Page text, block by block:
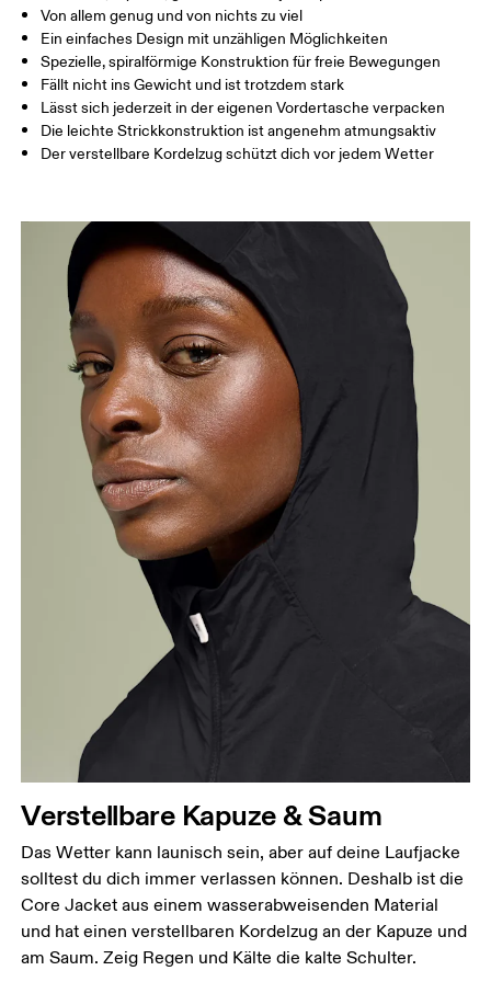
Horizontal verschieben, um mehr zu sehen
So misst du richtig
Brustumfang
grössten ist. Achte darauf, das Massband gerade zu
halten.
Taille
Miss den Umfang deiner natürlichen Taille. Dort,
Hüfte
Miss um die breiteste Stelle deiner Hüfte herum.
Von allem genug und von nichts zu viel
Ein einfaches Design mit unzähligen Möglichkeiten
Spezielle, spiralförmige Konstruktion für freie Bewegungen
Fällt nicht ins Gewicht und ist trotzdem stark
Lässt sich jederzeit in der eigenen Vordertasche verpacken
Die leichte Strickkonstruktion ist angenehm atmungsaktiv
Der verstellbare Kordelzug schützt dich vor jedem Wetter
Verstellbare Kapuze & Saum
Das Wetter kann launisch sein, aber auf deine Laufjacke
solltest du dich immer verlassen können. Deshalb ist die
Core Jacket aus einem wasserabweisenden Material
und hat einen verstellbaren Kordelzug an der Kapuze und
am Saum. Zeig Regen und Kälte die kalte Schulter.